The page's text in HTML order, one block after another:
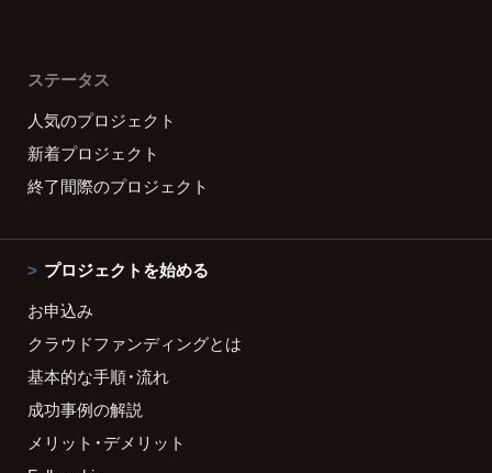
ステータス
人気のプロジェクト
新着プロジェクト
終了間際のプロジェクト
プロジェクトを始める
お申込み
クラウドファンディングとは
基本的な手順・流れ
成功事例の解説
メリット・デメリット